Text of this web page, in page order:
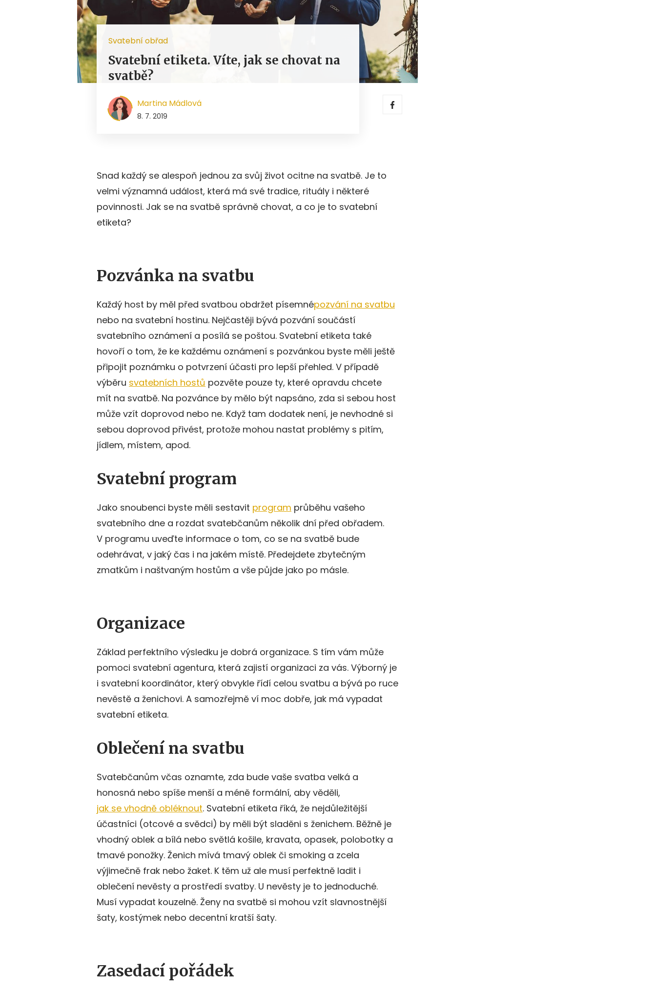
Svatební obřad
Svatební etiketa. Víte, jak se chovat na
svatbě?
Martina Mádlová
8. 7. 2019
Snad každý se alespoň jednou za svůj život ocitne na svatbě. Je to
velmi významná událost, která má své tradice, rituály i některé
povinnosti. Jak se na svatbě správně chovat, a co je to svatební
etiketa?
Pozvánka na svatbu
Každý host by měl před svatbou obdržet písemnépozvání na svatbu
nebo na svatební hostinu. Nejčastěji bývá pozvání součástí
svatebního oznámení a posílá se poštou. Svatební etiketa také
hovoří o tom, že ke každému oznámení s pozvánkou byste měli ještě
připojit poznámku o potvrzení účasti pro lepší přehled. V případě
výběru svatebních hostů pozvěte pouze ty, které opravdu chcete
mít na svatbě. Na pozvánce by mělo být napsáno, zda si sebou host
může vzít doprovod nebo ne. Když tam dodatek není, je nevhodné si
sebou doprovod přivést, protože mohou nastat problémy s pitím,
jídlem, místem, apod.
Svatební program
Jako snoubenci byste měli sestavit program průběhu vašeho
svatebního dne a rozdat svatebčanům několik dní před obřadem.
V programu uveďte informace o tom, co se na svatbě bude
odehrávat, v jaký čas i na jakém místě. Předejdete zbytečným
zmatkům i naštvaným hostům a vše půjde jako po másle.
Organizace
Základ perfektního výsledku je dobrá organizace. S tím vám může
pomoci svatební agentura, která zajistí organizaci za vás. Výborný je
i svatební koordinátor, který obvykle řídí celou svatbu a bývá po ruce
nevěstě a ženichovi. A samozřejmě ví moc dobře, jak má vypadat
svatební etiketa.
Oblečení na svatbu
Svatebčanům včas oznamte, zda bude vaše svatba velká a
honosná nebo spíše menší a méně formální, aby věděli,
jak se vhodně obléknout. Svatební etiketa říká, že nejdůležitější
účastníci (otcové a svědci) by měli být sladěni s ženichem. Běžně je
vhodný oblek a bílá nebo světlá košile, kravata, opasek, polobotky a
tmavé ponožky. Ženich mívá tmavý oblek či smoking a zcela
výjimečně frak nebo žaket. K těm už ale musí perfektně ladit i
oblečení nevěsty a prostředí svatby. U nevěsty je to jednoduché.
Musí vypadat kouzelně. Ženy na svatbě si mohou vzít slavnostnější
šaty, kostýmek nebo decentní kratší šaty.
Zasedací pořádek